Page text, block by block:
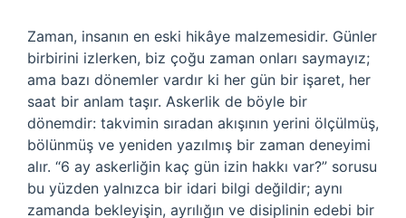
Zaman, insanın en eski hikâye malzemesidir. Günler
birbirini izlerken, biz çoğu zaman onları saymayız;
ama bazı dönemler vardır ki her gün bir işaret, her
saat bir anlam taşır. Askerlik de böyle bir
dönemdir: takvimin sıradan akışının yerini ölçülmüş,
bölünmüş ve yeniden yazılmış bir zaman deneyimi
alır. “6 ay askerliğin kaç gün izin hakkı var?” sorusu
bu yüzden yalnızca bir idari bilgi değildir; aynı
zamanda bekleyişin, ayrılığın ve disiplinin edebi bir